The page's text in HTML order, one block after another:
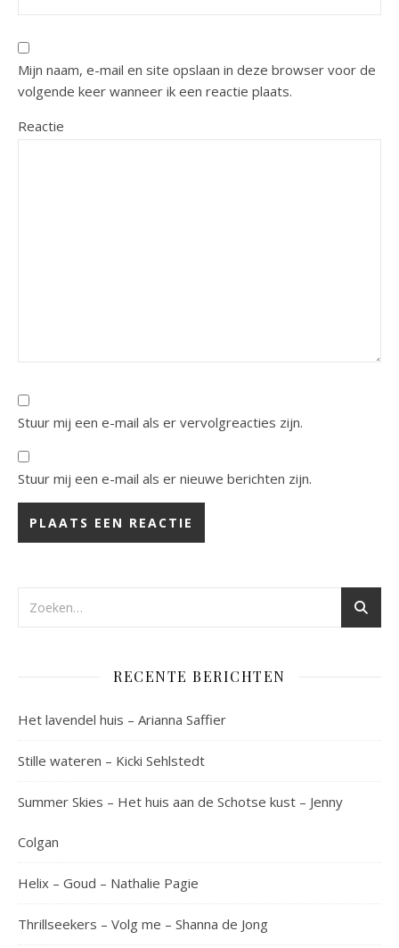
Mijn naam, e-mail en site opslaan in deze browser voor de
volgende keer wanneer ik een reactie plaats.
Reactie
Stuur mij een e-mail als er vervolgreacties zijn.
Stuur mij een e-mail als er nieuwe berichten zijn.
RECENTE BERICHTEN
Het lavendel huis – Arianna Saffier
Stille wateren – Kicki Sehlstedt
Summer Skies – Het huis aan de Schotse kust – Jenny
Colgan
Helix – Goud – Nathalie Pagie
Thrillseekers – Volg me – Shanna de Jong